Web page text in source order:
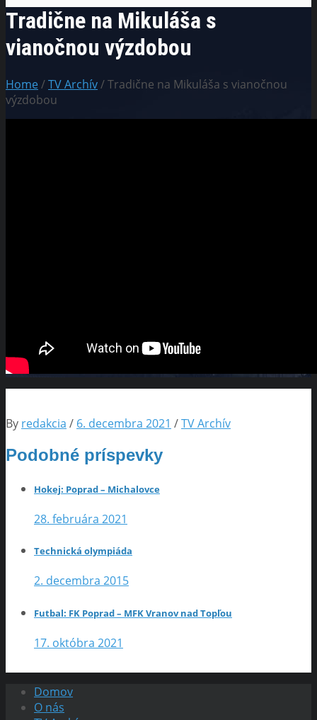
Tradične na Mikuláša s
vianočnou výzdobou
Home/TV Archív/ Tradične na Mikuláša s vianočnou
výzdobou
By redakcia / 6. decembra 2021 /TV Archív
Podobné príspevky
Hokej: Poprad – Michalovce
28. februára 2021
Technická olympiáda
2. decembra 2015
Futbal: FK Poprad – MFK Vranov nad Topľou
17. októbra 2021
Domov
O nás